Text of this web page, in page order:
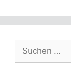
nach: